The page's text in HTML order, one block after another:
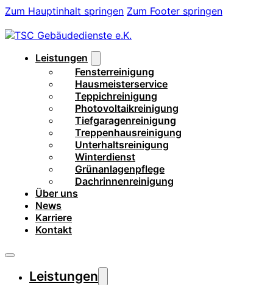
Zum Hauptinhalt springen Zum Footer springen
Leistungen
Fensterreinigung
Hausmeisterservice
Teppichreinigung
Photovoltaikreinigung
Tiefgaragenreinigung
Treppenhausreinigung
Unterhaltsreinigung
Winterdienst
Grünanlagenpflege
Dachrinnenreinigung
Über uns
News
Karriere
Kontakt
Leistungen